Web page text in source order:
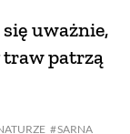
SARNA
uważnie,
traw patrzą